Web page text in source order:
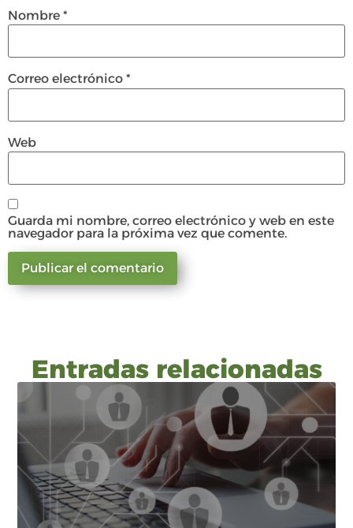
Nombre *
Correo electrónico *
Web
Guarda mi nombre, correo electrónico y web en este
navegador para la próxima vez que comente.
Entradas relacionadas